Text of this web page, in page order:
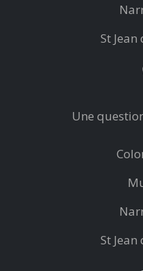
St
Une
St